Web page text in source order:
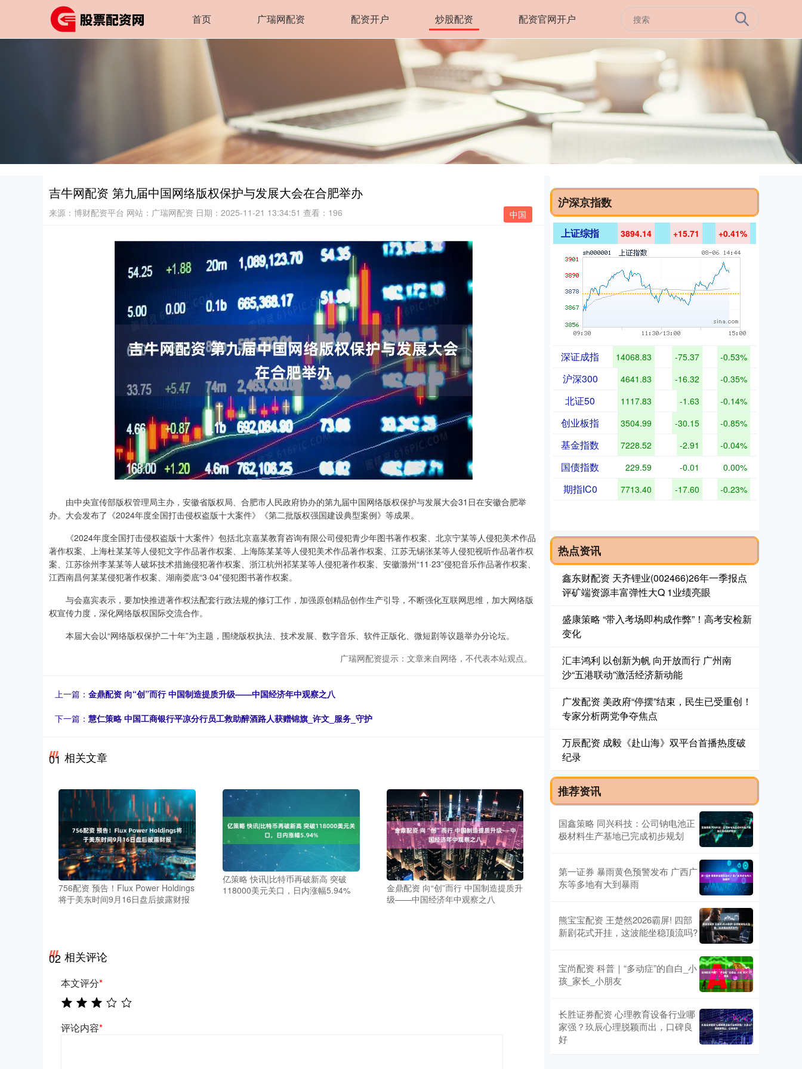
首页 广瑞网配资 配资开户 炒股配资 配资官网开户
吉牛网配资 第九届中国网络版权保护与发展大会在合肥举办
中国
来源：博财配资平台 网站：广瑞网配资 日期：2025-11-21 13:34:51 查看：196
由中央宣传部版权管理局主办，安徽省版权局、合肥市人民政府协办的第九届中国网络版权保护与发展大会31日在安徽合肥举
办。大会发布了《2024年度全国打击侵权盗版十大案件》《第二批版权强国建设典型案例》等成果。
《2024年度全国打击侵权盗版十大案件》包括北京嘉某教育咨询有限公司侵犯青少年图书著作权案、北京宁某等人侵犯美术作品
著作权案、上海杜某某等人侵犯文字作品著作权案、上海陈某某等人侵犯美术作品著作权案、江苏无锡张某等人侵犯视听作品著作权
案、江苏徐州李某某等人破坏技术措施侵犯著作权案、浙江杭州祁某某等人侵犯著作权案、安徽滁州“11·23”侵犯音乐作品著作权案、
江西南昌何某某侵犯著作权案、湖南娄底“3·04”侵犯图书著作权案。
与会嘉宾表示，要加快推进著作权法配套行政法规的修订工作，加强原创精品创作生产引导，不断强化互联网思维，加大网络版
权宣传力度，深化网络版权国际交流合作。
本届大会以“网络版权保护二十年”为主题，围绕版权执法、技术发展、数字音乐、软件正版化、微短剧等议题举办分论坛。
广瑞网配资提示：文章来自网络，不代表本站观点。
上一篇： 金鼎配资 向“创”而行 中国制造提质升级——中国经济年中观察之八
下一篇： 慧仁策略 中国工商银行平凉分行员工救助醉酒路人获赠锦旗_许文_服务_守护
01 相关文章
756配资 预告！Flux Power Holdings
将于美东时间9月16日盘后披露财报
亿策略 快讯|比特币再破新高 突破
118000美元关口，日内涨幅5.94%
金鼎配资 向“创”而行 中国制造提质升
级——中国经济年中观察之八
02 相关评论
本文评分*
评论内容*
沪深京指数
上证综指 3894.14 +15.71 +0.41%
深证成指 14068.83 -75.37 -0.53%
沪深300 4641.83 -16.32 -0.35%
北证50 1117.83 -1.63 -0.14%
创业板指 3504.99 -30.15 -0.85%
基金指数 7228.52 -2.91 -0.04%
国债指数 229.59 -0.01 0.00%
期指IC0 7713.40 -17.60 -0.23%
热点资讯
鑫东财配资 天齐锂业(002466)26年一季报点
评矿端资源丰富弹性大Q 1业绩亮眼
盛康策略 “带入考场即构成作弊”！高考安检新
变化
汇丰鸿利 以创新为帆 向开放而行 广州南
沙“五港联动”激活经济新动能
广发配资 美政府“停摆”结束，民生已受重创！
专家分析两党争夺焦点
万辰配资 成毅《赴山海》双平台首播热度破
纪录
推荐资讯
国鑫策略 同兴科技：公司钠电池正
极材料生产基地已完成初步规划
第一证券 暴雨黄色预警发布 广西广
东等多地有大到暴雨
熊宝宝配资 王楚然2026霸屏! 四部
新剧花式开挂，这波能坐稳顶流吗?
宝尚配资 科普｜“多动症”的自白_小
孩_家长_小朋友
长胜证券配资 心理教育设备行业哪
家强？玖辰心理脱颖而出，口碑良
好